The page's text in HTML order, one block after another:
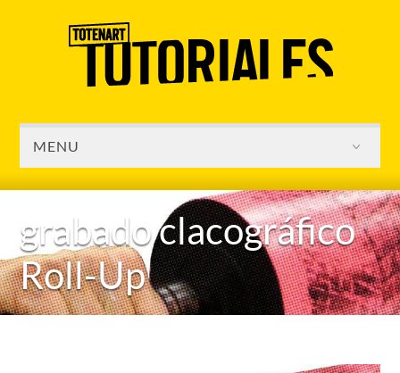
MENU
grabado clacográfico
Roll-Up